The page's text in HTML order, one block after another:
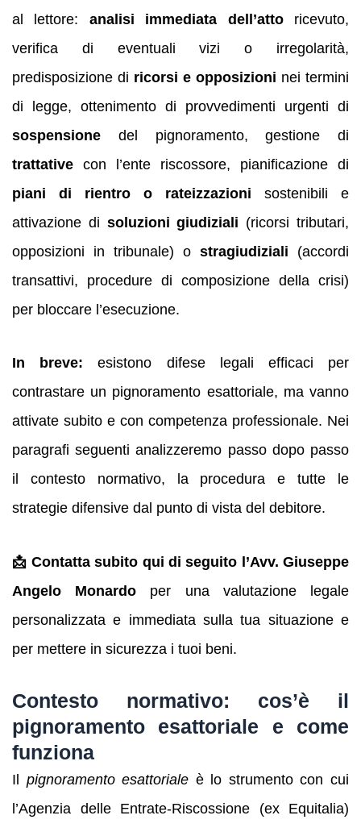
al lettore: analisi immediata dell’attoricevuto,
verifica di eventuali vizi o irregolarità,
predisposizione di ricorsi e opposizioni nei termini
di legge, ottenimento di provvedimenti urgenti di
sospensione del pignoramento, gestione di
trattative con l’ente riscossore, pianificazione di
piani di rientro o rateizzazioni sostenibili e
attivazione di soluzioni giudiziali (ricorsi tributari,
opposizioni in tribunale) o stragiudiziali (accordi
transattivi, procedure di composizione della crisi)
per bloccare l’esecuzione.
In breve: esistono difese legali efficaci per
contrastare un pignoramento esattoriale, ma vanno
attivate subito e con competenza professionale. Nei
paragrafi seguenti analizzeremo passo dopo passo
il contesto normativo, la procedura e tutte le
strategie difensive dal punto di vista del debitore.
📩 Contatta subito qui di seguito l’Avv. Giuseppe
Angelo Monardo per una valutazione legale
personalizzata e immediata sulla tua situazione e
per mettere in sicurezza i tuoi beni.
Contesto normativo: cos’è il
pignoramento esattoriale e come
funziona
Il pignoramento esattoriale è lo strumento con cui
l’Agenzia delle Entrate-Riscossione (ex Equitalia)